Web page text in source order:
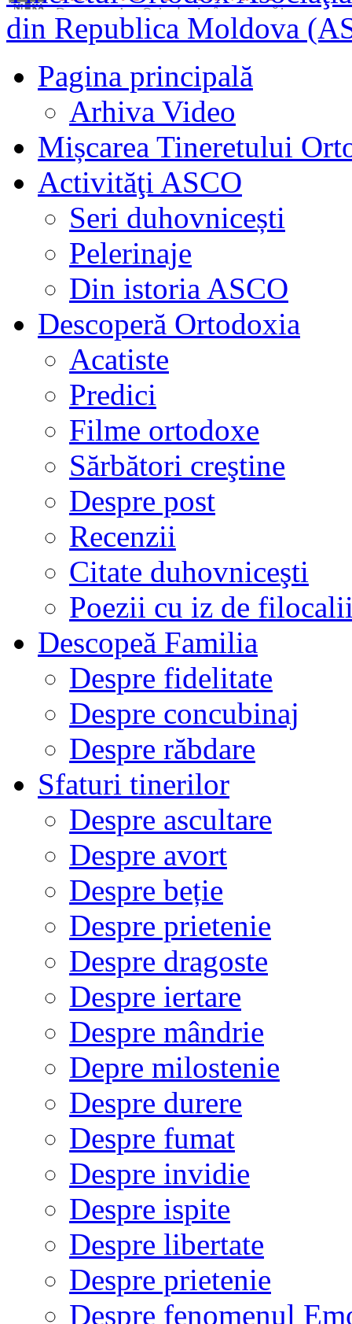
din Republica Moldova
Pagina principală
Arhiva Video
Mișcarea Tineretului
Activităţi ASCO
Seri duhovnicești
Pelerinaje
Din istoria ASCO
Descoperă Ortodoxia
Acatiste
Predici
Filme ortodoxe
Sărbători creştine
Despre post
Recenzii
Citate duhovniceşti
Poezii cu iz de
Descopeă Familia
Despre fidelitate
Despre concubinaj
Despre răbdare
Sfaturi tinerilor
Despre ascultare
Despre avort
Despre beție
Despre prietenie
Despre dragoste
Despre iertare
Despre mândrie
Depre milostenie
Despre durere
Despre fumat
Despre invidie
Despre ispite
Despre libertate
Despre prietenie
Despre fenomenul